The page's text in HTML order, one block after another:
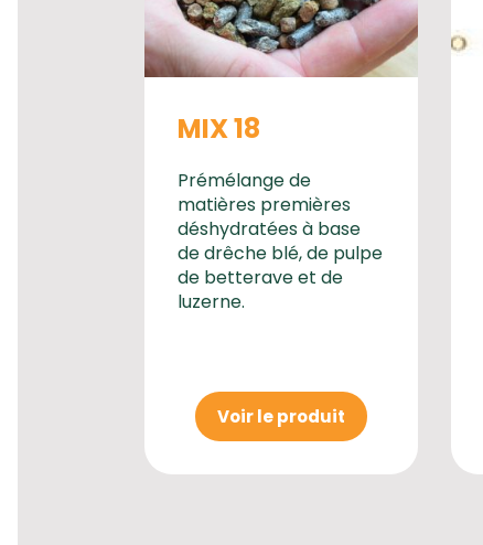
MIX 18
Prémélange de
matières premières
déshydratées à base
de drêche blé, de pulpe
de betterave et de
luzerne.
Voir le produit